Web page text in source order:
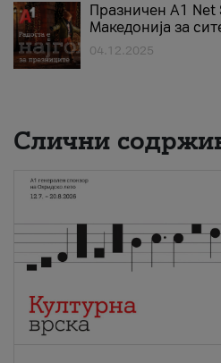
Празничен A1 Net
Македонија за
04.12.2025
Слични